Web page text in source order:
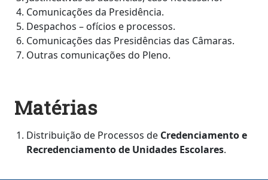
Comunicações da Presidência.
Despachos – ofícios e processos.
Comunicações das Presidências das Câmaras.
Outras comunicações do Pleno.
Matérias
Distribuição de Processos de Credenciamento e
Recredenciamento de Unidades Escolares.